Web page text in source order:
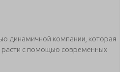
динамичной компании, которая
расти с помощью современных